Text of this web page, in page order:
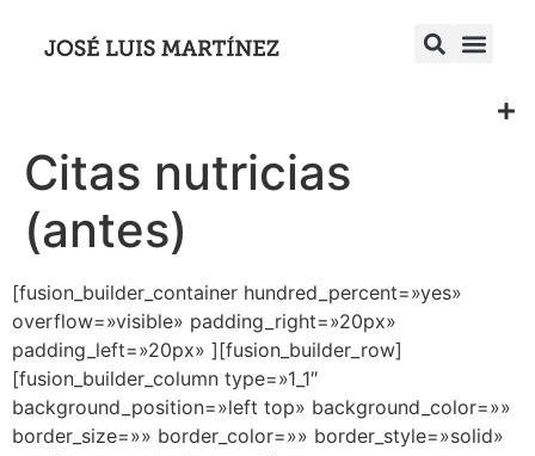
Citas nutricias
(antes)
[fusion_builder_container hundred_percent=»yes»
overflow=»visible» padding_right=»20px»
padding_left=»20px» ][fusion_builder_row]
[fusion_builder_column type=»1_1″
background_position=»left top» background_color=»»
border_size=»» border_color=»» border_style=»solid»